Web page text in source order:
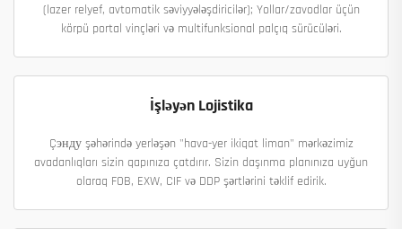
(lazer relyef, avtomatik səviyyələşdiricilər); Yollar/zavodlar üçün
körpü portal vinçləri və multifunksional palçıq sürücüləri.
İşləyən Lojistika
Çэнду şəhərində yerləşən "hava-yer ikiqat liman" mərkəzimiz
avadanlıqları sizin qapınıza çatdırır. Sizin daşınma planınıza uyğun
olaraq FOB, EXW, CIF və DDP şərtlərini təklif edirik.